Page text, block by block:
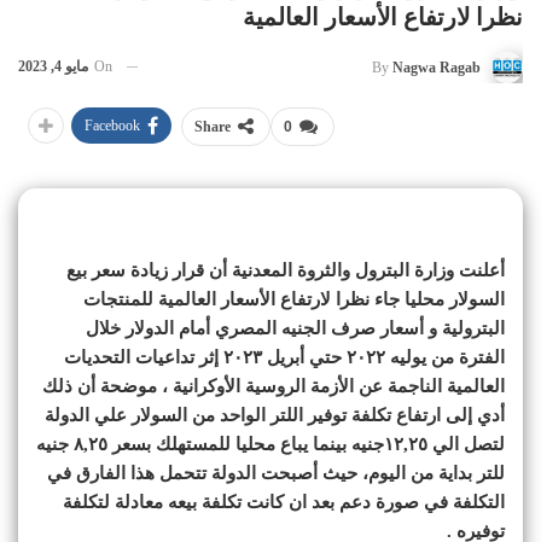
نظرا لارتفاع الأسعار العالمية
By Nagwa Ragab
On مايو 4, 2023
0
Share
Facebook
أعلنت وزارة البترول والثروة المعدنية أن قرار زيادة سعر بيع
السولار محليا جاء نظرا لارتفاع الأسعار العالمية للمنتجات
البترولية و أسعار صرف الجنيه المصري أمام الدولار خلال
الفترة من يوليه ٢٠٢٢ حتي أبريل ٢٠٢٣ إثر تداعيات التحديات
العالمية الناجمة عن الأزمة الروسية الأوكرانية ، موضحة أن ذلك
أدي إلى ارتفاع تكلفة توفير اللتر الواحد من السولار علي الدولة
لتصل الي ١٢,٢٥جنيه بينما يباع محليا للمستهلك بسعر ٨,٢٥ جنيه
للتر بداية من اليوم، حيث أصبحت الدولة تتحمل هذا الفارق في
التكلفة في صورة دعم بعد ان كانت تكلفة بيعه معادلة لتكلفة
توفيره .